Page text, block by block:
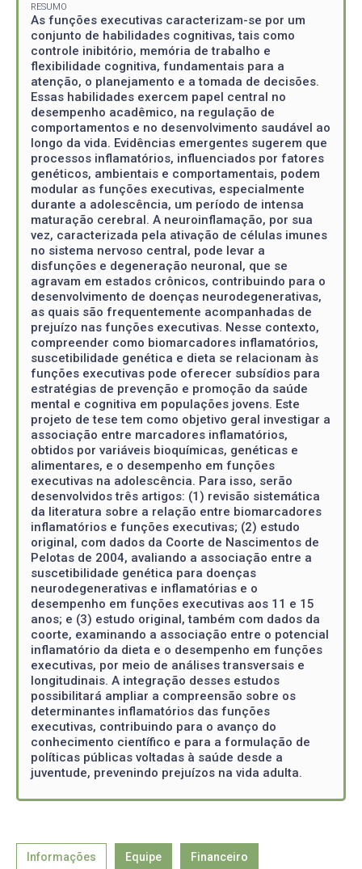
RESUMO
As funções executivas caracterizam-se por um
conjunto de habilidades cognitivas, tais como
controle inibitório, memória de trabalho e
flexibilidade cognitiva, fundamentais para a
atenção, o planejamento e a tomada de decisões.
Essas habilidades exercem papel central no
desempenho acadêmico, na regulação de
comportamentos e no desenvolvimento saudável ao
longo da vida. Evidências emergentes sugerem que
processos inflamatórios, influenciados por fatores
genéticos, ambientais e comportamentais, podem
modular as funções executivas, especialmente
durante a adolescência, um período de intensa
maturação cerebral. A neuroinflamação, por sua
vez, caracterizada pela ativação de células imunes
no sistema nervoso central, pode levar a
disfunções e degeneração neuronal, que se
agravam em estados crônicos, contribuindo para o
desenvolvimento de doenças neurodegenerativas,
as quais são frequentemente acompanhadas de
prejuízo nas funções executivas. Nesse contexto,
compreender como biomarcadores inflamatórios,
suscetibilidade genética e dieta se relacionam às
funções executivas pode oferecer subsídios para
estratégias de prevenção e promoção da saúde
mental e cognitiva em populações jovens. Este
projeto de tese tem como objetivo geral investigar a
associação entre marcadores inflamatórios,
obtidos por variáveis bioquímicas, genéticas e
alimentares, e o desempenho em funções
executivas na adolescência. Para isso, serão
desenvolvidos três artigos: (1) revisão sistemática
da literatura sobre a relação entre biomarcadores
inflamatórios e funções executivas; (2) estudo
original, com dados da Coorte de Nascimentos de
Pelotas de 2004, avaliando a associação entre a
suscetibilidade genética para doenças
neurodegenerativas e inflamatórias e o
desempenho em funções executivas aos 11 e 15
anos; e (3) estudo original, também com dados da
coorte, examinando a associação entre o potencial
inflamatório da dieta e o desempenho em funções
executivas, por meio de análises transversais e
longitudinais. A integração desses estudos
possibilitará ampliar a compreensão sobre os
determinantes inflamatórios das funções
executivas, contribuindo para o avanço do
conhecimento científico e para a formulação de
políticas públicas voltadas à saúde desde a
juventude, prevenindo prejuízos na vida adulta.
Informações Equipe Financeiro